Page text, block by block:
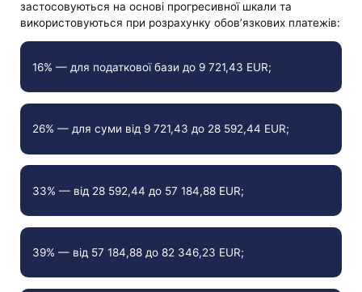
застосовуються на основі прогресивної шкали та
використовуються при розрахунку обов’язкових платежів:
16% — для податкової бази до 9 721,43 EUR;
26% — для суми від 9 721,43 до 28 592,44 EUR;
33% — від 28 592,44 до 57 184,88 EUR;
39% — від 57 184,88 до 82 346,23 EUR;